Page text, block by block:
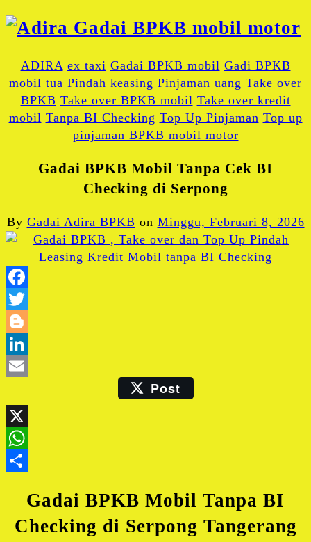
ADIRA ex taxi Gadai BPKB mobil Gadi BPKB
mobil tua Pindah keasing Pinjaman uang Take over
BPKB Take over BPKB mobil Take over kredit
mobil Tanpa BI Checking Top Up Pinjaman Top up
pinjaman BPKB mobil motor
Gadai BPKB Mobil Tanpa Cek BI
Checking di Serpong
By Gadai Adira BPKB on Minggu, Februari 8, 2026
Email Post
Gadai BPKB Mobil Tanpa BI
Checking di Serpong Tangerang